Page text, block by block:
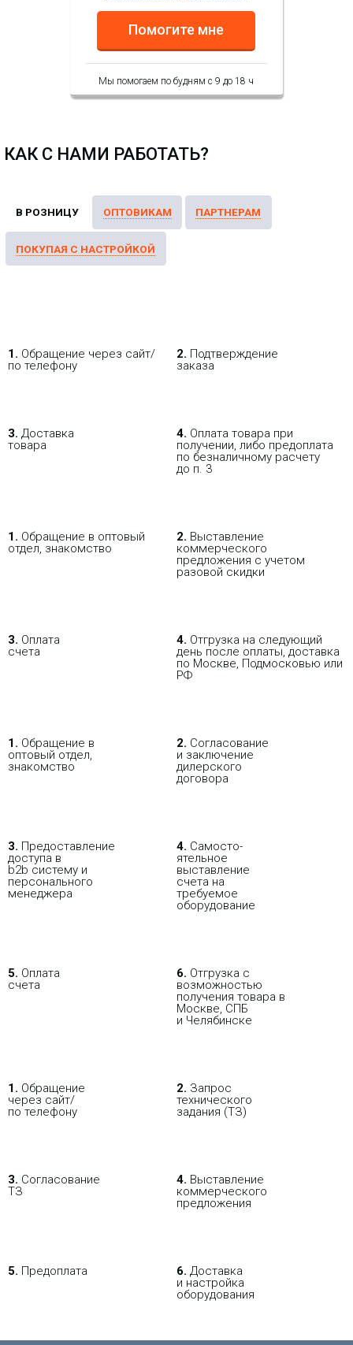
Помогите мне
Мы помогаем по будням с 9 до 18 ч
КАК С НАМИ РАБОТАТЬ?
ОПТОВИКАМ ПАРТНЕРАМ
1. Обращение через сайт/
по телефону
2. Подтверждение
заказа
3. Доставка
товара
4. Оплата товара при
получении, либо предоплата
по безналичному расчету
до п. 3
1. Обращение в оптовый
отдел, знакомство
2. Выставление
коммерческого
предложения с учетом
разовой скидки
3. Оплата
счета
4. Отгрузка на следующий
день после оплаты, доставка
по Москве, Подмосковью или
РФ
1. Обращение в
оптовый отдел,
знакомство
2. Согласование
и заключение
дилерского
договора
3. Пре­до­ста­вле­ние
доступа в
b2b систему и
персо­нального
мене­джера
4. Само­сто­-
ятель­ное
выставление
счета на
требуемое
оборудование
5. Оплата
счета
6. Отгрузка с
возможностью
получения товара в
Москве, СПБ
и Челябинске
1. Обращение
через сайт/
по телефону
2. Запрос
технического
задания (ТЗ)
3. Согласование
ТЗ
4. Выставление
коммерческого
предложения
5. Предоплата 6. Доставка
и настройка
оборудования